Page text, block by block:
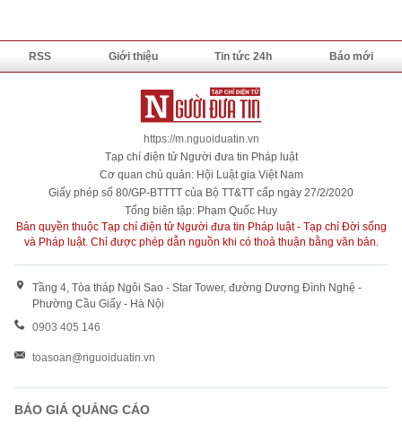
RSS Giới thiệu Tin tức 24h Báo mới
https://m.nguoiduatin.vn
Tạp chí điện tử Người đưa tin Pháp luật
Cơ quan chủ quản: Hội Luật gia Việt Nam
Giấy phép số 80/GP-BTTTT của Bộ TT&TT cấp ngày 27/2/2020
Tổng biên tập: Phạm Quốc Huy
Bản quyền thuộc Tạp chí điện tử Người đưa tin Pháp luật - Tạp chí Đời sống
và Pháp luật. Chỉ được phép dẫn nguồn khi có thoả thuận bằng văn bản.
Tầng 4, Tòa tháp Ngôi Sao - Star Tower, đường Dương Đình Nghệ -
Phường Cầu Giấy - Hà Nội
0903 405 146
toasoan@nguoiduatin.vn
BÁO GIÁ QUẢNG CÁO